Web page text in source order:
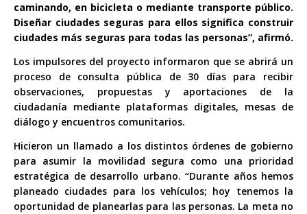
caminando, en bicicleta o mediante transporte público.
Diseñar ciudades seguras para ellos significa construir
ciudades más seguras para todas las personas”, afirmó.
Los impulsores del proyecto informaron que se abrirá un
proceso de consulta pública de 30 días para recibir
observaciones, propuestas y aportaciones de la
ciudadanía mediante plataformas digitales, mesas de
diálogo y encuentros comunitarios.
Hicieron un llamado a los distintos órdenes de gobierno
para asumir la movilidad segura como una prioridad
estratégica de desarrollo urbano. “Durante años hemos
planeado ciudades para los vehículos; hoy tenemos la
oportunidad de planearlas para las personas. La meta no